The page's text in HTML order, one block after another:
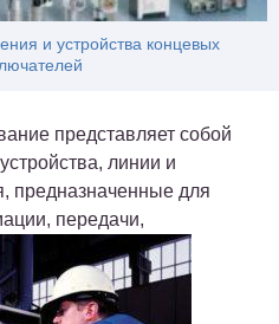
и устройства концевых
представляет собой
линии и
предназначенные для
передачи,